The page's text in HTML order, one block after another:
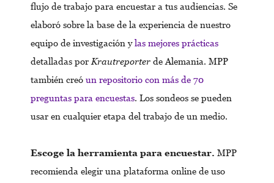
flujo de trabajo para encuestar a tus audiencias. Se
elaboró sobre la base de la experiencia de nuestro
equipo de investigación ylas mejores prácticas
detalladas por Krautreporter de Alemania. MPP
también creó un repositorio con más de 70
preguntas para encuestas. Los sondeos se pueden
usar en cualquier etapa del trabajo de un medio.
Escoge la herramienta para encuestar. MPP
recomienda elegir una plataforma online de uso